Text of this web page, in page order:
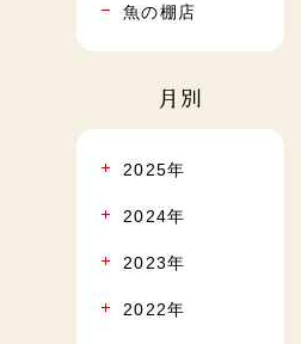
魚の棚店
月別
2025年
2024年
2023年
2022年